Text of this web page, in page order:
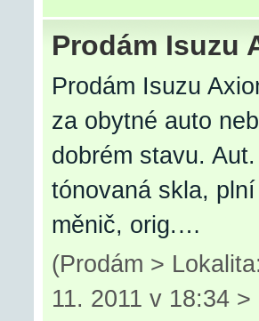
Prodám Isuzu
Prodám Isuzu
za obytné auto
dobrém stavu.
tónovaná skla,
měnič, orig.…
(Prodám >
11. 2011 v 18:34 >